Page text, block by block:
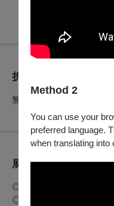
Method 2
You can use your
preferred language.
when translating into
折扣方案
無
展演須知
◎一人一票，憑票入場。
◎請於活動前10分鐘至國